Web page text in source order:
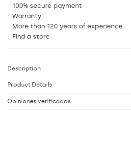
100% secure payment
Warranty
More than 120 years of experience
Find a store
Description
Product Details
Opiniones verificadas